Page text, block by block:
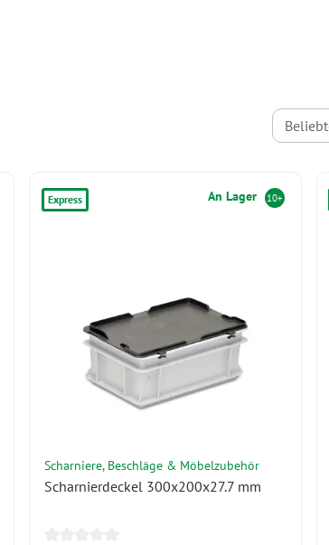
Express An Lager 10+
Scharniere, Beschläge & Möbelzubehör
Scharnierdeckel 300x200x27.7 mm